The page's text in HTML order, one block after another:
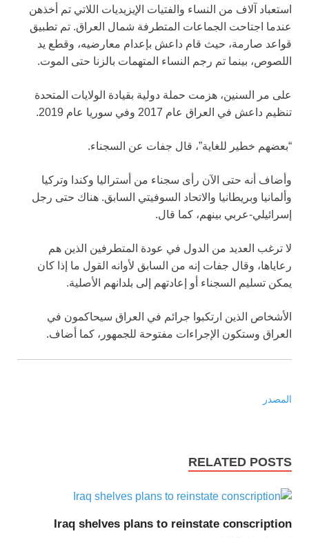
استعباد آلاف من النساء والفتيات الإيزيديات اللاتي تم أخذهن
عندما اجتاحت الجماعات المتطرفة شمال العراق. تم تطبيق
قواعد صارمة، حيث قام داعش بإعدام معارضيه، وقطع يد
اللصوص، بينما تم رجم النساء المتهمات بالزنا حتى الموت.
على مر السنين، هزمت حملة دولية بقيادة الولايات المتحدة
تنظيم داعش في العراق عام 2017 وفي سوريا عام 2019.
“بعضهم خطير للغاية”، قال جفات عن السجناء.
وأضاف أنه حتى الآن رأى سجناء من أستراليا وكندا وتركيا
وألمانيا وبريطانيا والاتحاد السوفيتي السابق. هناك حتى رجل
إسرائيلي-عربي بينهم، كما قال.
لا ترغب العديد من الدول في عودة المتطرفين الذين هم
رعاياها، وقال جفات إنه من السابق لأوانه القول ما إذا كان
يمكن تسليم السجناء أو إعادتهم إلى بلدانهم الأصلية.
الأشخاص الذين ارتكبوا جرائم في العراق سيحاكمون في
العراق وستكون الإجراءات مفتوحة للجمهور، كما أضاف.
المصدر
RELATED POSTS
Iraq shelves plans to reinstate conscription